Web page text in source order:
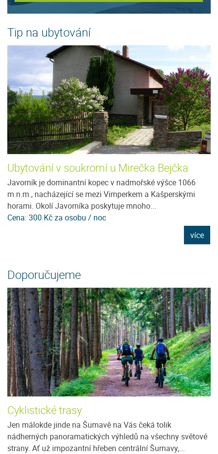
Tip na ubytování
Ubytování v soukromí u Mirečka Bejčka
Javorník je dominantní kopec v nadmořské výšce 1066
m.n.m., nacházející se mezi Vimperkem a Kašperskými
horami. Okolí Javorníka poskytuje mnoho...
Cena: 300 Kč za osobu / noc
více
Doporučujeme
Cyklistické trasy
Jen málokde jinde na Šumavě na Vás čeká tolik
nádherných panoramatických výhledů na všechny světové
strany. Ať už impozantní hřeben centrální Šumavy,...